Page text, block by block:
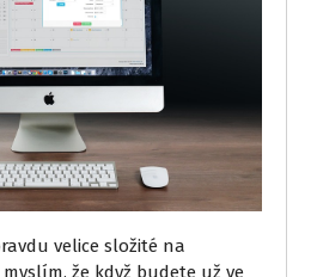
velice složité na
že když budete už ve